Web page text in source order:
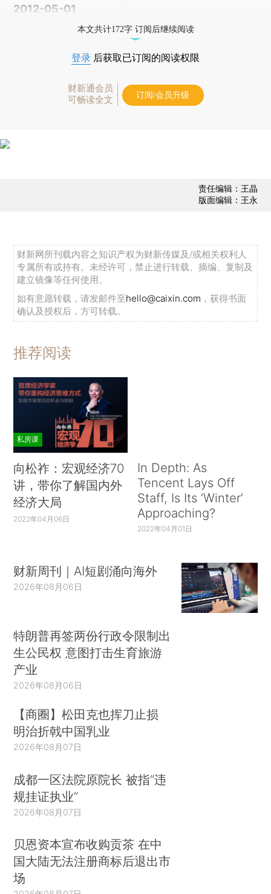
2012-05-01
本文共计172字 订阅后继续阅读
登录 后获取已订阅的阅读权限
财新通会员
可畅读全文
订阅/会员升级
责任编辑：王晶
版面编辑：王永
财新网所刊载内容之知识产权为财新传媒及/或相关权利人
专属所有或持有。未经许可，禁止进行转载、摘编、复制及
建立镜像等任何使用。
如有意愿转载，请发邮件至hello@caixin.com ，获得书面
确认及授权后，方可转载。
推荐阅读
私房课
向松祚：宏观经济70
讲，带你了解国内外
经济大局
2022年04月06日
In Depth: As
Tencent Lays Off
Staff, Is Its ‘Winter’
Approaching?
2022年04月01日
财新周刊｜AI短剧涌向海外
2026年08月06日
特朗普再签两份行政令限制出
生公民权 意图打击生育旅游
产业
2026年08月06日
【商圈】松田克也挥刀止损
明治折戟中国乳业
2026年08月07日
成都一区法院原院长 被指“违
规挂证执业”
2026年08月07日
贝恩资本宣布收购贡茶 在中
国大陆无法注册商标后退出市
场